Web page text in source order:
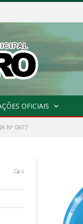
OFICIAIS
Nº 0677
0